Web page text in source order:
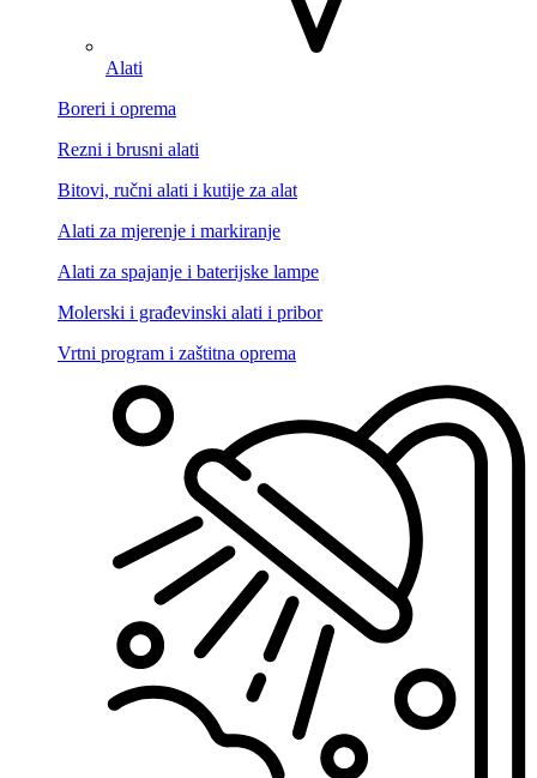
Alati
Boreri i oprema
Rezni i brusni alati
Bitovi, ručni alati i kutije za alat
Alati za mjerenje i markiranje
Alati za spajanje i baterijske lampe
Molerski i građevinski alati i pribor
Vrtni program i zaštitna oprema